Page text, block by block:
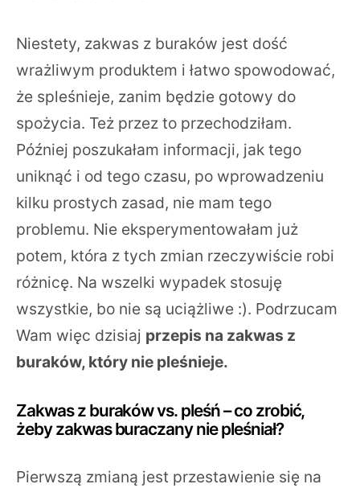
Niestety, zakwas z buraków jest dość
wrażliwym produktem i łatwo spowodować,
że spleśnieje, zanim będzie gotowy do
spożycia. Też przez to przechodziłam.
Później poszukałam informacji, jak tego
uniknąć i od tego czasu, po wprowadzeniu
kilku prostych zasad, nie mam tego
problemu. Nie eksperymentowałam już
potem, która z tych zmian rzeczywiście robi
różnicę. Na wszelki wypadek stosuję
wszystkie, bo nie są uciążliwe :). Podrzucam
Wam więc dzisiaj przepis na zakwas z
buraków, który nie pleśnieje.
Zakwas z buraków vs. pleśń – co zrobić,
żeby zakwas buraczany nie pleśniał?
Pierwszą zmianą jest przestawienie się na